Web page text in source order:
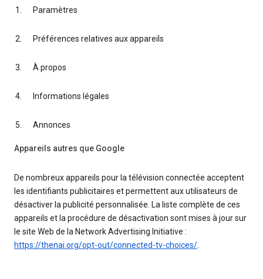
Paramètres
Préférences relatives aux appareils
À propos
Informations légales
Annonces
Appareils autres que Google
De nombreux appareils pour la télévision connectée acceptent
les identifiants publicitaires et permettent aux utilisateurs de
désactiver la publicité personnalisée. La liste complète de ces
appareils et la procédure de désactivation sont mises à jour sur
le site Web de la Network Advertising Initiative :
https://thenai.org/opt-out/connected-tv-choices/.